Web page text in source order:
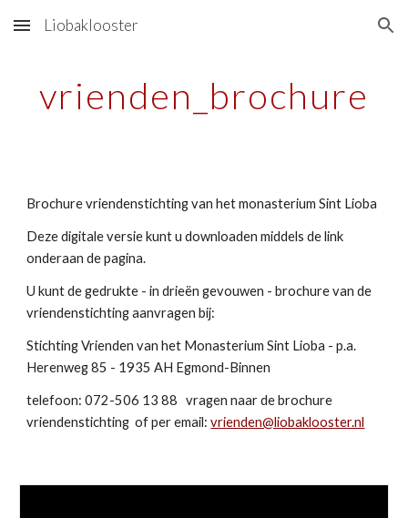
Skip to main content Skip to navigation
Liobaklooster
vrienden_brochure
Brochure vriendenstichting van het monasterium Sint Lioba
Deze digitale versie kunt u downloaden middels de link
onderaan de pagina.
U kunt de gedrukte - in drieën gevouwen - brochure van de
vriendenstichting aanvragen bij:
Stichting Vrienden van het Monasterium Sint Lioba - p.a.
Herenweg 85 - 1935 AH Egmond-Binnen
telefoon: 072-506 13 88   vragen naar de brochure
vriendenstichting  of per email: vrienden@liobaklooster.nl